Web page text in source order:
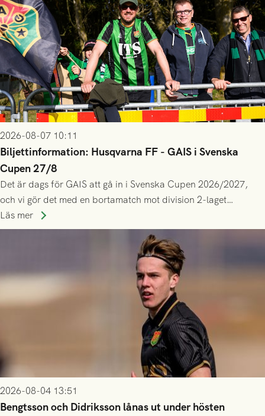
2026-08-07 10:11
Biljettinformation: Husqvarna FF - GAIS i Svenska
Cupen 27/8
Det är dags för GAIS att gå in i Svenska Cupen 2026/2027,
och vi gör det med en bortamatch mot division 2-laget
Husqvarna FF. Häng med och stötta grönsvart på plats!
Läs mer
2026-08-04 13:51
Bengtsson och Didriksson lånas ut under hösten